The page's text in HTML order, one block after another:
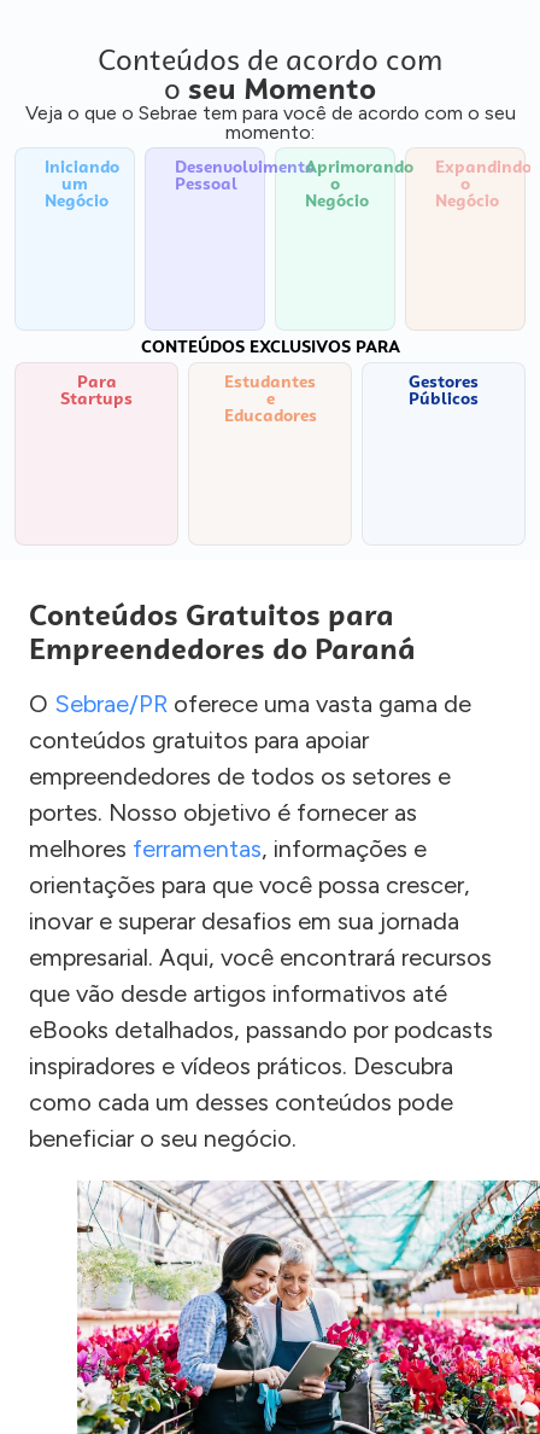
Conteúdos de acordo com
o seu Momento
Veja o que o Sebrae tem para você de acordo com o seu
momento:
Iniciando
um
Negócio
Desenvolvimento
Pessoal
Aprimorando
o
Negócio
Expandindo
o
Negócio
CONTEÚDOS EXCLUSIVOS PARA
Para
Startups
Estudantes
e
Educadores
Gestores
Públicos
Conteúdos Gratuitos para
Empreendedores do Paraná
O Sebrae/PR oferece uma vasta gama de
conteúdos gratuitos para apoiar
empreendedores de todos os setores e
portes. Nosso objetivo é fornecer as
melhores ferramentas, informações e
orientações para que você possa crescer,
inovar e superar desafios em sua jornada
empresarial. Aqui, você encontrará recursos
que vão desde artigos informativos até
eBooks detalhados, passando por podcasts
inspiradores e vídeos práticos. Descubra
como cada um desses conteúdos pode
beneficiar o seu negócio.